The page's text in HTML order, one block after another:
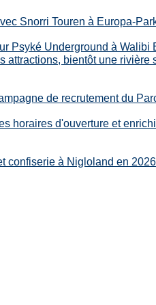
Snorri Touren à Europa-
Psyké Underground à Walibi
attractions, bientôt une rivière
de recrutement du
horaires d'ouverture et
confiserie à Nigloland en 2026